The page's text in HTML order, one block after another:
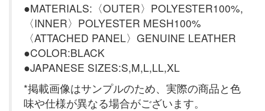
●MATERIALS:〈OUTER〉POLYESTER100%,
〈INNER〉POLYESTER MESH100%
〈ATTACHED PANEL〉GENUINE LEATHER
●COLOR:BLACK
●JAPANESE SIZES:S,M,L,LL,XL
*掲載画像はサンプルのため、実際の商品と色
味や仕様が異なる場合がございます。